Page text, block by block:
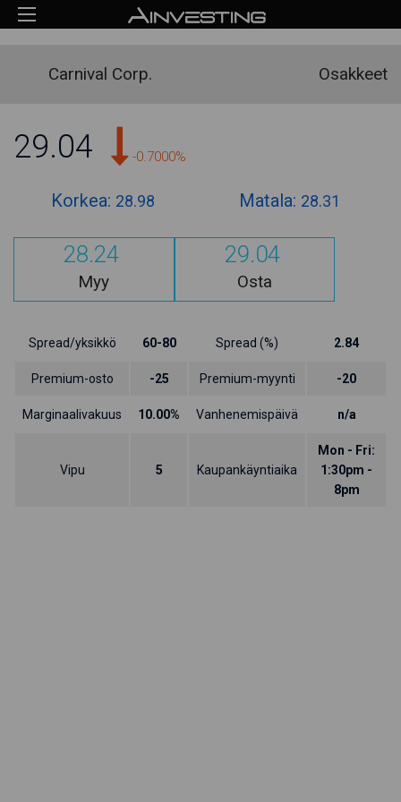
Carnival Corp. Osakkeet
29.04 -0.7000%
Korkea: 28.98 Matala: 28.31
28.24
Myy
29.04
Osta
Spread/yksikkö 60-80 Spread (%) 2.84
Premium-osto -25 Premium-myynti -20
Marginaalivakuus 10.00% Vanhenemispäivä n/a
Vipu 5 Kaupankäyntiaika
Mon - Fri:
1:30pm -
8pm